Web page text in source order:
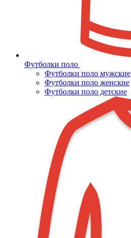
Футболки поло
Футболки поло мужские
Футболки поло женские
Футболки поло детские